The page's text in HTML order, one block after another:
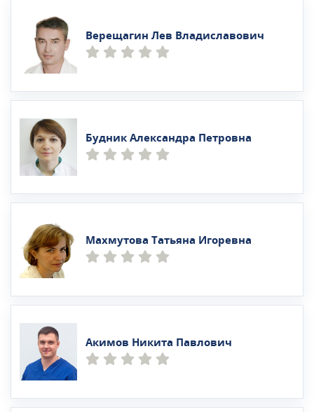
Верещагин Лев Владиславович
Будник Александра Петровна
Махмутова Татьяна Игоревна
Акимов Никита Павлович